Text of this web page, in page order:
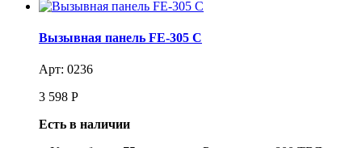
Вызывная панель FE-305 C
Арт: 0236
3 598 Р
Есть в наличии